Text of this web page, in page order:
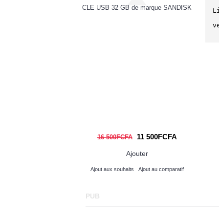
CLE USB 32 GB de marque SANDISK
16 500FCFA 11 500FCFA
Ajouter
Ajout aux souhaits Ajout au comparatif
PUB